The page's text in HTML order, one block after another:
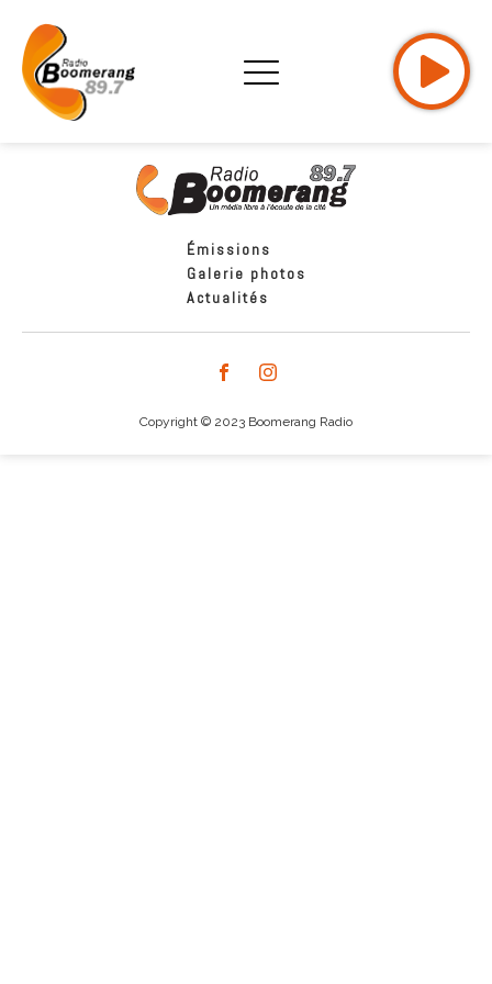
Émissions
Galerie photos
Actualités
Copyright © 2023 Boomerang Radio